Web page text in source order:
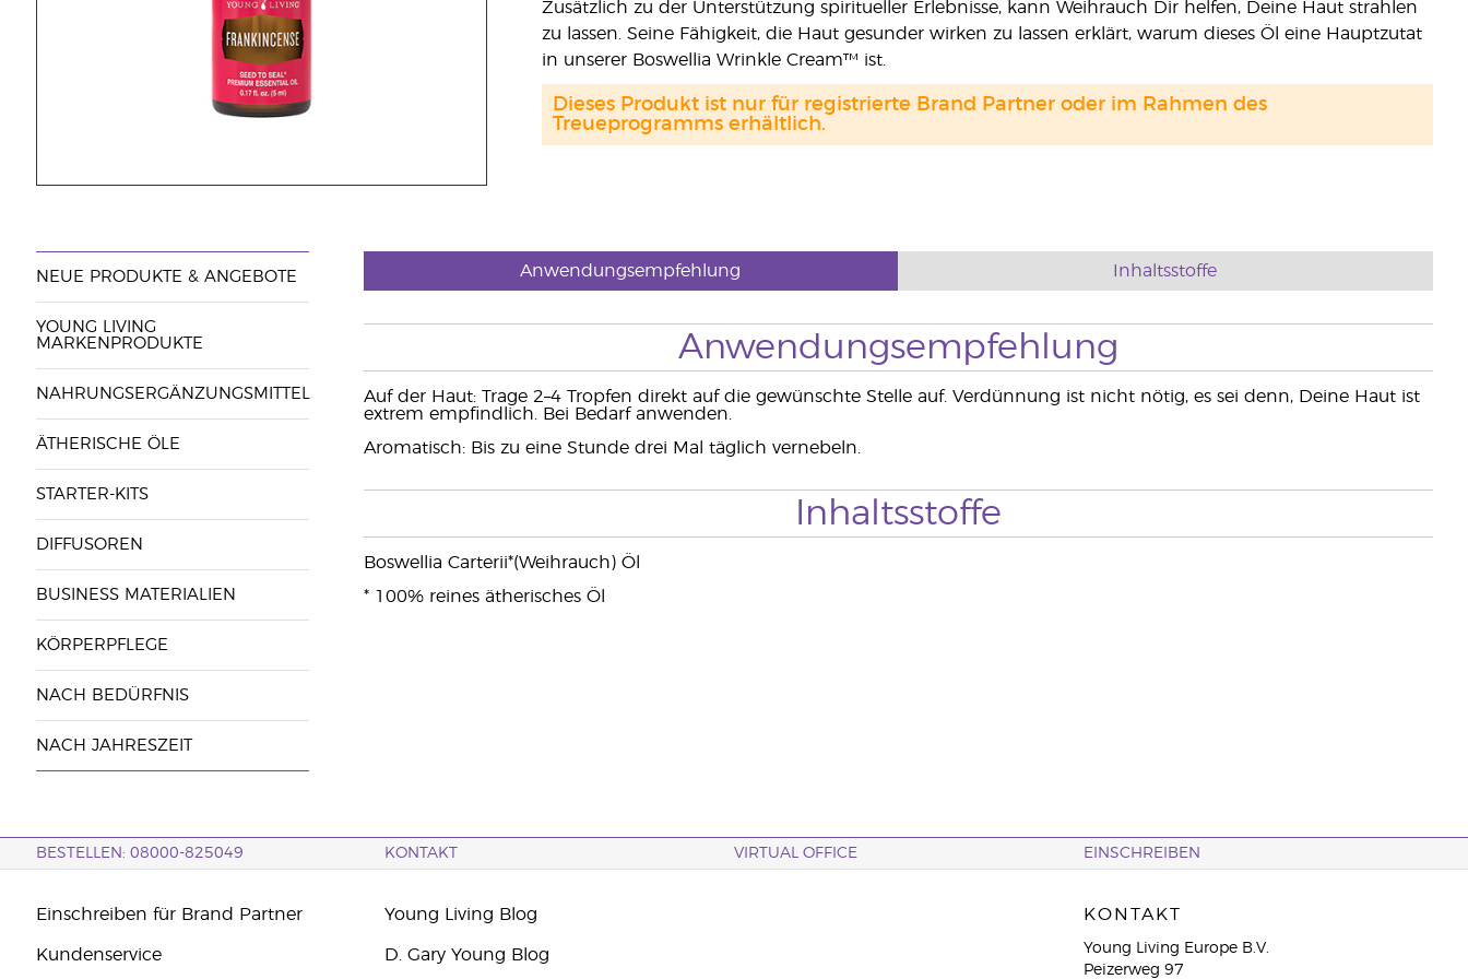
Zusätzlich zu der Unterstützung spiritueller Erlebnisse, kann Weihrauch Dir helfen, Deine Haut strahlen
zu lassen. Seine Fähigkeit, die Haut gesunder wirken zu lassen erklärt, warum dieses Öl eine Hauptzutat
in unserer Boswellia Wrinkle Cream™ ist.
Dieses Produkt ist nur für registrierte Brand Partner oder im Rahmen des
Treueprogramms erhältlich.
NEUE PRODUKTE & ANGEBOTE
YOUNG LIVING
MARKENPRODUKTE
NAHRUNGSERGÄNZUNGSMITTEL
ÄTHERISCHE ÖLE
STARTER-KITS
DIFFUSOREN
BUSINESS MATERIALIEN
KÖRPERPFLEGE
NACH BEDÜRFNIS
NACH JAHRESZEIT
Anwendungsempfehlung Inhaltsstoffe
Anwendungsempfehlung
Auf der Haut: Trage 2–4 Tropfen direkt auf die gewünschte Stelle auf. Verdünnung ist nicht nötig, es sei denn, Deine Haut ist
extrem empfindlich. Bei Bedarf anwenden.
Aromatisch: Bis zu eine Stunde drei Mal täglich vernebeln.
Inhaltsstoffe
Boswellia Carterii*(Weihrauch) Öl
* 100% reines ätherisches Öl
BESTELLEN: 08000-825049 KONTAKT VIRTUAL OFFICE EINSCHREIBEN
Einschreiben für Brand Partner
Kundenservice
Young Living Blog
D. Gary Young Blog
KONTAKT
Young Living Europe B.V.
Peizerweg 97